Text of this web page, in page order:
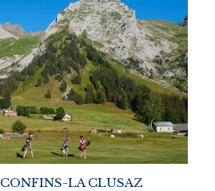
LA CLUSAZ